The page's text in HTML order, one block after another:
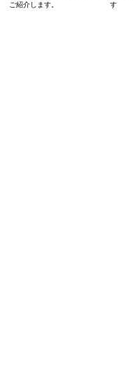
ご紹介します。
す